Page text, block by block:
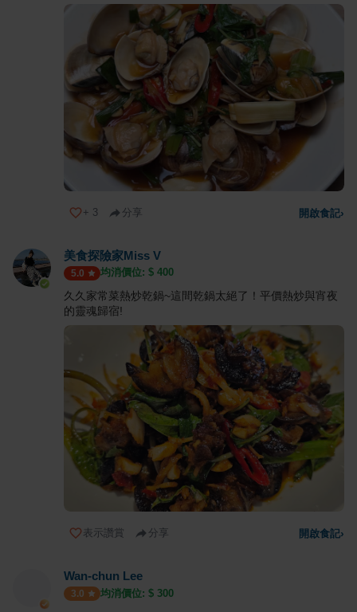
+ 3 分享 開啟食記›
美食探險家Miss V
5.0 均消價位: $ 400
久久家常菜熱炒乾鍋~這間乾鍋太絕了！平價熱炒與宵夜
的靈魂歸宿!
表示讚賞 分享 開啟食記›
Wan-chun Lee
3.0 均消價位: $ 300